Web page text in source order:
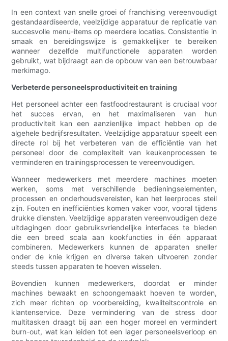
In een context van snelle groei of franchising vereenvoudigt
gestandaardiseerde, veelzijdige apparatuur de replicatie van
succesvolle menu-items op meerdere locaties. Consistentie in
smaak en bereidingswijze is gemakkelijker te bereiken
wanneer dezelfde multifunctionele apparaten worden
gebruikt, wat bijdraagt ​​aan de opbouw van een betrouwbaar
merkimago.
Verbeterde personeelsproductiviteit en training
Het personeel achter een fastfoodrestaurant is cruciaal voor
het succes ervan, en het maximaliseren van hun
productiviteit kan een aanzienlijke impact hebben op de
algehele bedrijfsresultaten. Veelzijdige apparatuur speelt een
directe rol bij het verbeteren van de efficiëntie van het
personeel door de complexiteit van keukenprocessen te
verminderen en trainingsprocessen te vereenvoudigen.
Wanneer medewerkers met meerdere machines moeten
werken, soms met verschillende bedieningselementen,
processen en onderhoudsvereisten, kan het leerproces steil
zijn. Fouten en inefficiënties komen vaker voor, vooral tijdens
drukke diensten. Veelzijdige apparaten vereenvoudigen deze
uitdagingen door gebruiksvriendelijke interfaces te bieden
die een breed scala aan kookfuncties in één apparaat
combineren. Medewerkers kunnen de apparaten sneller
onder de knie krijgen en diverse taken uitvoeren zonder
steeds tussen apparaten te hoeven wisselen.
Bovendien kunnen medewerkers, doordat er minder
machines bewaakt en schoongemaakt hoeven te worden,
zich meer richten op voorbereiding, kwaliteitscontrole en
klantenservice. Deze vermindering van de stress door
multitasken draagt ​​bij aan een hoger moreel en vermindert
burn-out, wat kan leiden tot een lager personeelsverloop en